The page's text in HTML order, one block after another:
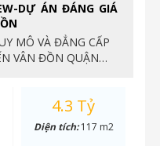
DỰ ÁN ĐÁNG GIÁ
MÔ VÀ ĐẲNG CẤP
VÂN ĐỒN QUẬN…
4.3 Tỷ
Diện tích:117 m2